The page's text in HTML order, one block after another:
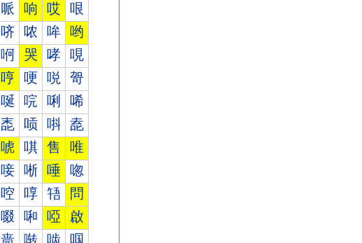
哌 响 哎 哏
哜 哝 哞 哟
哬 哭 哮 哯
哼 哽 哾 哿
唌 唍 唎 唏
唜 唝 唞 唟
唬 唭 售 唯
唼 唽 唾 唿
啌 啍 啎 問
啜 啝 啞 啟
啬 啭 啮 啯